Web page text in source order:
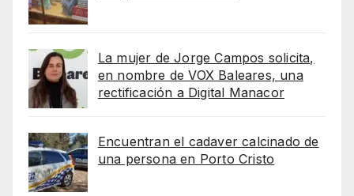
La mujer de Jorge Campos solicita,
en nombre de VOX Baleares, una
rectificación a Digital Manacor
Encuentran el cadaver calcinado de
una persona en Porto Cristo